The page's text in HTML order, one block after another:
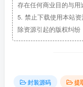
存在任何商业目的与用
5. 禁止下载使用本站
除资源引起的版权纠纷
封装源码 提